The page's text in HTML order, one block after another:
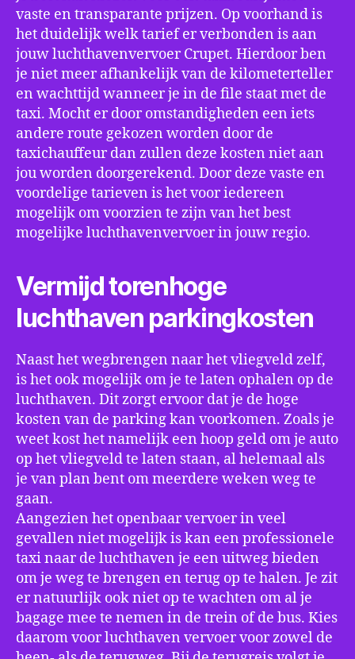
vaste en transparante prijzen. Op voorhand is
het duidelijk welk tarief er verbonden is aan
jouw luchthavenvervoer Crupet. Hierdoor ben
je niet meer afhankelijk van de kilometerteller
en wachttijd wanneer je in de file staat met de
taxi. Mocht er door omstandigheden een iets
andere route gekozen worden door de
taxichauffeur dan zullen deze kosten niet aan
jou worden doorgerekend. Door deze vaste en
voordelige tarieven is het voor iedereen
mogelijk om voorzien te zijn van het best
mogelijke luchthavenvervoer in jouw regio.
Vermijd torenhoge
luchthaven parkingkosten
Naast het wegbrengen naar het vliegveld zelf,
is het ook mogelijk om je te laten ophalen op de
luchthaven. Dit zorgt ervoor dat je de hoge
kosten van de parking kan voorkomen. Zoals je
weet kost het namelijk een hoop geld om je auto
op het vliegveld te laten staan, al helemaal als
je van plan bent om meerdere weken weg te
gaan.
Aangezien het openbaar vervoer in veel
gevallen niet mogelijk is kan een professionele
taxi naar de luchthaven je een uitweg bieden
om je weg te brengen en terug op te halen. Je zit
er natuurlijk ook niet op te wachten om al je
bagage mee te nemen in de trein of de bus. Kies
daarom voor luchthaven vervoer voor zowel de